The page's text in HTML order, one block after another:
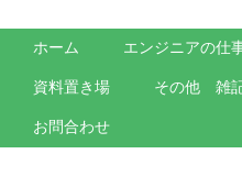
ホーム エンジニアの仕
資料置き場 その他 雑
お問合わせ